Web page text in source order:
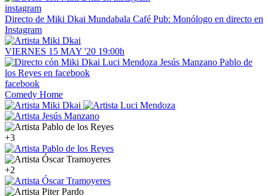
instagram
Directo de Miki Dkai Mundabala Café Pub: Monólogo en directo en
Instagram
VIERNES 15 MAY '20 19:00h
facebook
Comedy Home
+3
+2